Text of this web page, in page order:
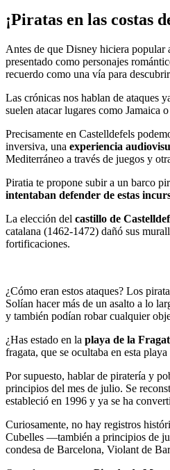
¡Piratas en las costas
Antes de que Disney hiciera popular
presentado como personajes
recuerdo como una vía para
Las crónicas nos hablan de ataques
suelen atacar lugares como Jamaica
Precisamente en Castelldefels
inversiva, una experiencia
Mediterráneo a través de juegos y
Piratia te propone subir a un barco
intentaban defender de estas
La elección del castillo de
catalana (1462-1472) dañó sus
fortificaciones.
¿Cómo eran estos ataques? Los
Solían hacer más de un asalto a lo
y también podían robar cualquier
¿Has estado en la playa de la
fragata, que se ocultaba en esta
Por supuesto, hablar de piratería y
principios del mes de julio. Se
estableció en 1996 y ya se ha
Curiosamente, no hay registros
Cubelles —también a principios de
condesa de Barcelona, Violant de